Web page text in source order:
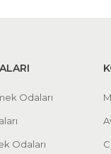
Odaları
Odaları